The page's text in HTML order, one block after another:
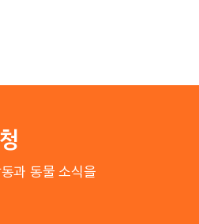
과 동물 소식을